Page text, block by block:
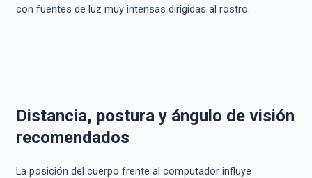
con fuentes de luz muy intensas dirigidas al rostro.
Distancia, postura y ángulo de visión
recomendados
La posición del cuerpo frente al computador influye